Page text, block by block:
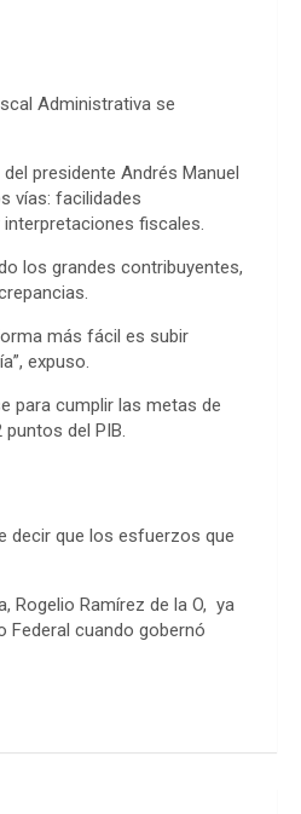
Administrativa se
presidente Andrés Manuel
vías: facilidades
fiscales.
los grandes contribuyentes,
más fácil es subir
expuso.
para cumplir las metas de
del PIB.
decir que los esfuerzos que
Rogelio Ramírez de la O, ya
Federal cuando gobernó